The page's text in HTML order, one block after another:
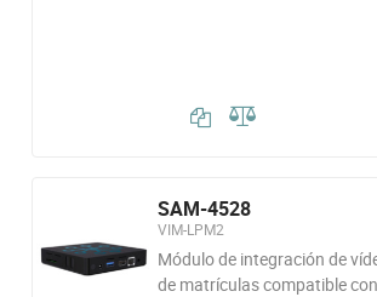
SAM-4528
VIM-LPM2
Módulo de integración de
de matrículas compatible